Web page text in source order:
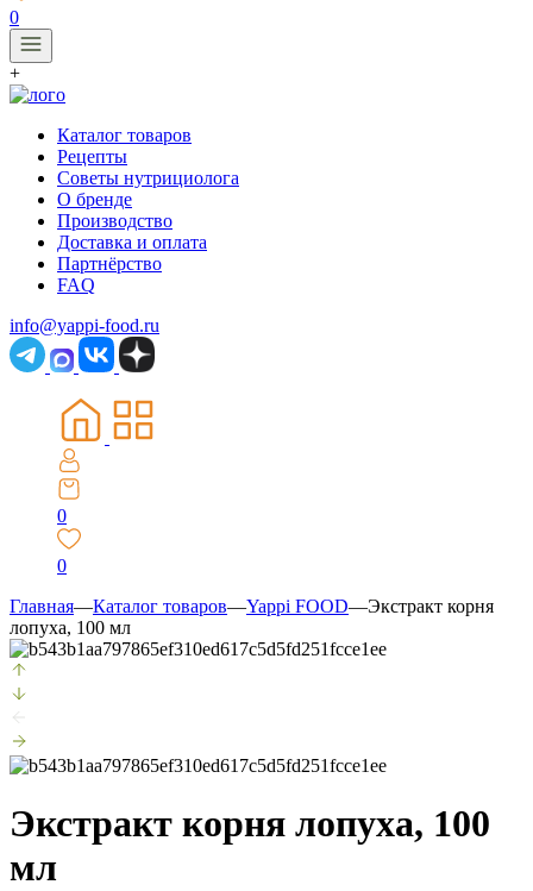
0
+
Каталог товаров
Рецепты
Советы нутрициолога
О бренде
Производство
Доставка и оплата
Партнёрство
FAQ
info@yappi-food.ru
0
0
Главная—Каталог товаров—Yappi FOOD—Экстракт корня
лопуха, 100 мл
Экстракт корня лопуха, 100
мл